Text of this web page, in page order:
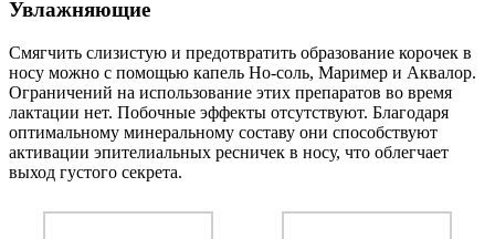
Увлажняющие
Смягчить слизистую и предотвратить образование корочек в
носу можно с помощью капель Но-соль, Маример и Аквалор.
Ограничений на использование этих препаратов во время
лактации нет. Побочные эффекты отсутствуют. Благодаря
оптимальному минеральному составу они способствуют
активации эпителиальных ресничек в носу, что облегчает
выход густого секрета.